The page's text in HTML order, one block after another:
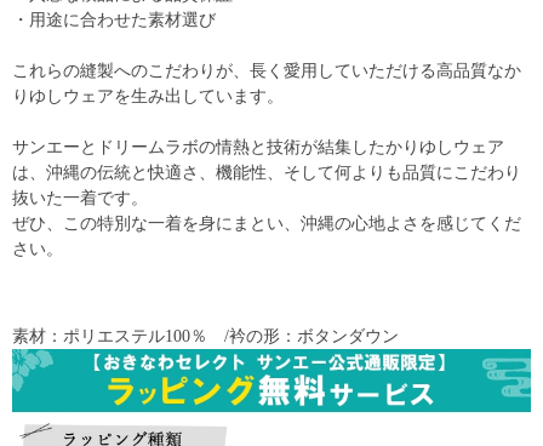
・用途に合わせた素材選び
これらの縫製へのこだわりが、長く愛用していただける高品質なか
りゆしウェアを生み出しています。
サンエーとドリームラボの情熱と技術が結集したかりゆしウェア
は、沖縄の伝統と快適さ、機能性、そして何よりも品質にこだわり
抜いた一着です。
ぜひ、この特別な一着を身にまとい、沖縄の心地よさを感じてくだ
さい。
素材：ポリエステル100％ /衿の形：ボタンダウン